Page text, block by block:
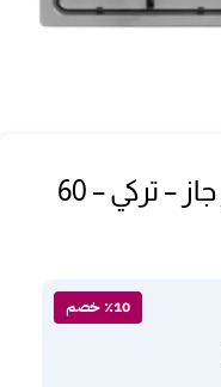
سطح بلت ان غاز ماستر جاز – تركي – 60
٪10 خصم